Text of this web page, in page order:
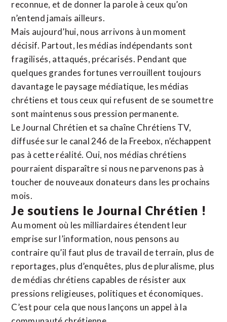
reconnue, et de donner la parole à ceux qu’on
n’entend jamais ailleurs.
Mais aujourd’hui, nous arrivons à un moment
décisif. Partout, les médias indépendants sont
fragilisés, attaqués, précarisés. Pendant que
quelques grandes fortunes verrouillent toujours
davantage le paysage médiatique, les médias
chrétiens et tous ceux qui refusent de se soumettre
sont maintenus sous pression permanente.
Le Journal Chrétien et sa chaîne Chrétiens TV,
diffusée sur le canal 246 de la Freebox, n’échappent
pas à cette réalité. Oui, nos médias chrétiens
pourraient disparaître si nous ne parvenons pas à
toucher de nouveaux donateurs dans les prochains
mois.
Je soutiens le Journal Chrétien !
Au moment où les milliardaires étendent leur
emprise sur l’information, nous pensons au
contraire qu’il faut plus de travail de terrain, plus de
reportages, plus d’enquêtes, plus de pluralisme, plus
de médias chrétiens capables de résister aux
pressions religieuses, politiques et économiques.
C’est pour cela que nous lançons un appel à la